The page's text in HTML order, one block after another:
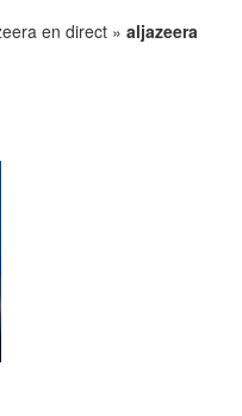
en direct » aljazeera